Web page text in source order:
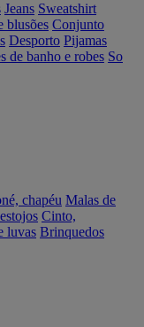
Jeans Sweatshirt
blusões Conjunto
Desporto Pijamas
de banho e robes So
chapéu Malas de
Cinto,
luvas Brinquedos